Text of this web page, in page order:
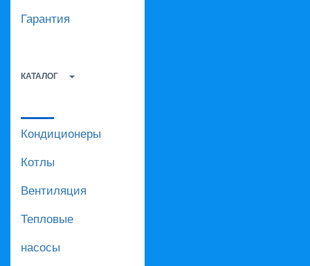
Гарантия
КАТАЛОГ
Кондиционеры
Котлы
Вентиляция
Тепловые
насосы